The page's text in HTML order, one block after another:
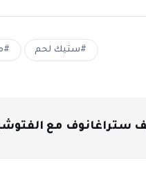
ستيك لحم
ستراغانوف مع